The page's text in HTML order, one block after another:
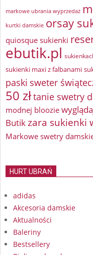
markowe ubrania wyprzedaż
kurtki damskie orsay
quiosque sukienki
ebutik.pl
sukienki maxi z falbanami
paski sweter
50 złtanie swetry
modnej bloozie
Butikzara sukienki
Markowe swetry
HURT UBRAŃ
adidas
Akcesoria damskie
Aktualności
Baleriny
Bestsellery